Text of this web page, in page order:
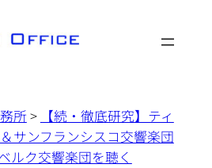
所 >
【続・徹底研究】ティ
サンフランシスコ交響楽団
ルク交響楽団を聴く